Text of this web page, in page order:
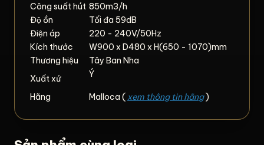
Công suất hút 850m3/h
Độ ồn
Tối đa 59dB
Điện áp
220 - 240V/50Hz
Kích thước
W900 x D480 x H(650 - 1070)mm
Thương hiệu
Tây Ban Nha
Xuất xứ
Ý
Hãng Malloca ( xem thông tin hãng)